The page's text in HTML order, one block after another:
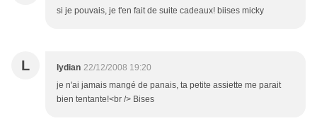
si je pouvais, je t'en fait de suite cadeaux! biises micky
L lydian 22/12/2008 19:20
je n'ai jamais mangé de panais, ta petite assiette me parait
bien tentante!<br /> Bises